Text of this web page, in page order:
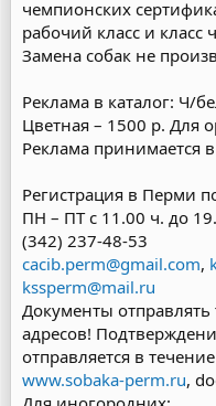
чемпионских
рабочий класс и класс
Замена собак не
Реклама в каталог: Ч/
Цветная – 1500 р. Для
Реклама принимается
Регистрация в Перми
ПН – ПТ с 11.00 ч. до
(342) 237-48-53
cacib.perm@gmail.com,
kssperm@mail.ru
Документы
адресов!
отправляется в
www.sobaka-perm.ru,